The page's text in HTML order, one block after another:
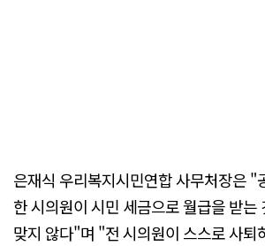
은재식 우리복지시민연합 사무처장은 "
한 시의원이 시민 세금으로 월급을 받는
맞지 않다"며 "전 시의원이 스스로 사퇴